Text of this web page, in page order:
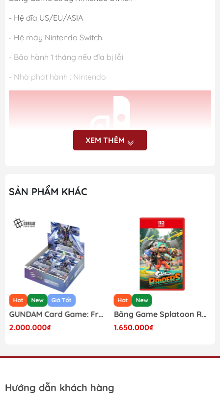
- Hệ đĩa US/EU/ASIA
- Hệ máy Nintendo Switch.
- Bảo hành 1 tháng nếu đĩa bị lỗi.
- Nhà phát hành : Nintendo
XEM THÊM
SẢN PHẨM KHÁC
Hot New Giá Tốt
GUNDAM Card Game: Freedom Ascension GD-05 Japanese Booster Box
2.000.000₫
Hot New
Băng Game Splatoon Raiders Nintendo Switch 2
1.650.000₫
Hướng dẫn khách hàng